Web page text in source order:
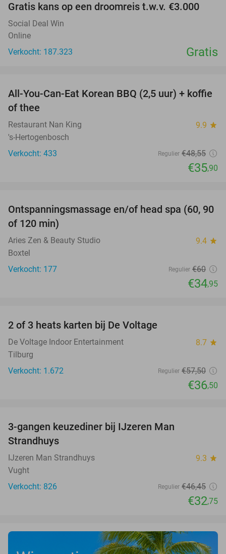
Gratis kans op een droomreis t.w.v. €3.000
Social Deal Win
Online
Verkocht: 187.323
Gratis
26%
All-You-Can-Eat Korean BBQ (2,5 uur) + koffie
of thee
Restaurant Nan King 9.9 star
's-Hertogenbosch
Verkocht: 433
Regulier €48,55
€35,90
42%
Ontspanningsmassage en/of head spa (60, 90
of 120 min)
Aries Zen & Beauty Studio 9.4 star
Boxtel
Verkocht: 177
Regulier €60
€34,95
2 of 3 heats karten bij De Voltage
De Voltage Indoor Entertainment 8.7 star
Tilburg
Verkocht: 1.672
Regulier €57,50
€36,50
3-gangen keuzediner bij IJzeren Man
Strandhuys
IJzeren Man Strandhuys 9.3 star
Vught
Verkocht: 826
Regulier €46,45
€32,75